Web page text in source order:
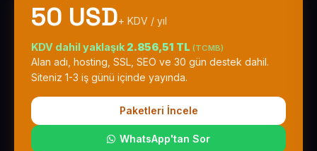
50 USD+ KDV / yıl
KDV dahil yaklaşık 2.856,51 TL (TCMB)
Alan adı, hosting, SSL, SEO ve 30 gün destek dahil.
Siteniz 1-3 iş günü içinde yayında.
Paketleri İncele
WhatsApp'tan Sor